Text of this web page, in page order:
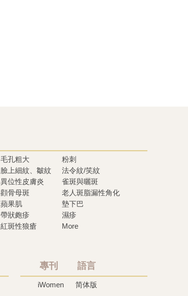
毛孔粗大
粉刺
臉上細紋、皺紋
法令紋/笑紋
異位性皮膚炎
雀斑與曬斑
顴骨母斑
老人斑脂漏性角化
蘋果肌
墊下巴
帶狀皰疹
濕疹
紅斑性狼瘡 More
專刊 語言
iWomen 简体版